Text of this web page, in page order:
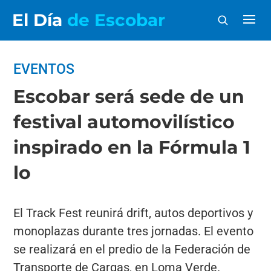
El Día de Escobar
EVENTOS
Escobar será sede de un
festival automovilístico
inspirado en la Fórmula 1
lo
El Track Fest reunirá drift, autos deportivos y
monoplazas durante tres jornadas. El evento
se realizará en el predio de la Federación de
Transporte de Cargas, en Loma Verde.